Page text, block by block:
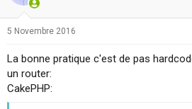
5 Novembre 2016
La bonne pratique c'est de pas
un router:
CakePHP: